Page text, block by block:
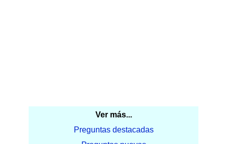
Ver más...
Preguntas destacadas